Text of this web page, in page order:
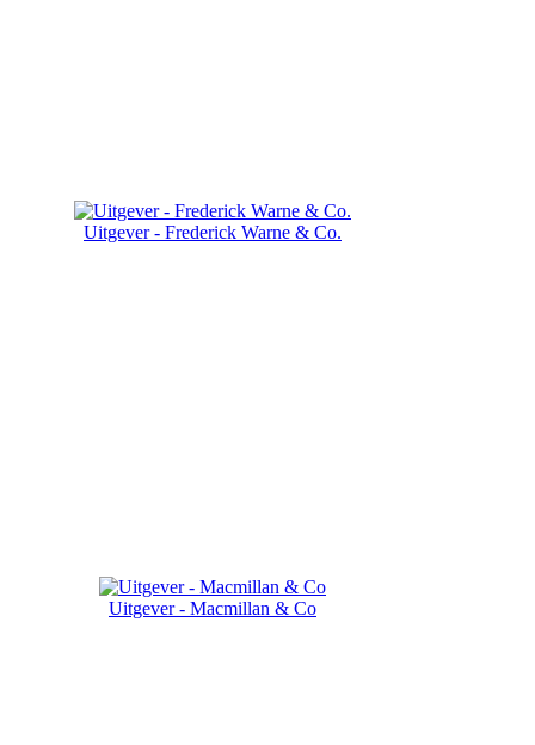
Uitgever - Frederick Warne & Co.
Uitgever - Macmillan & Co